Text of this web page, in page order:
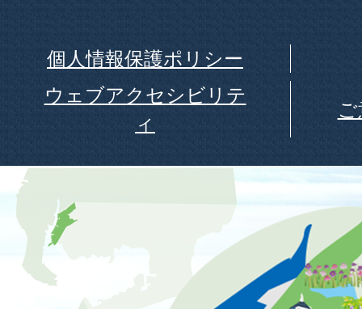
個人情報保護ポリシー
ウェブアクセシビリテ
ィ